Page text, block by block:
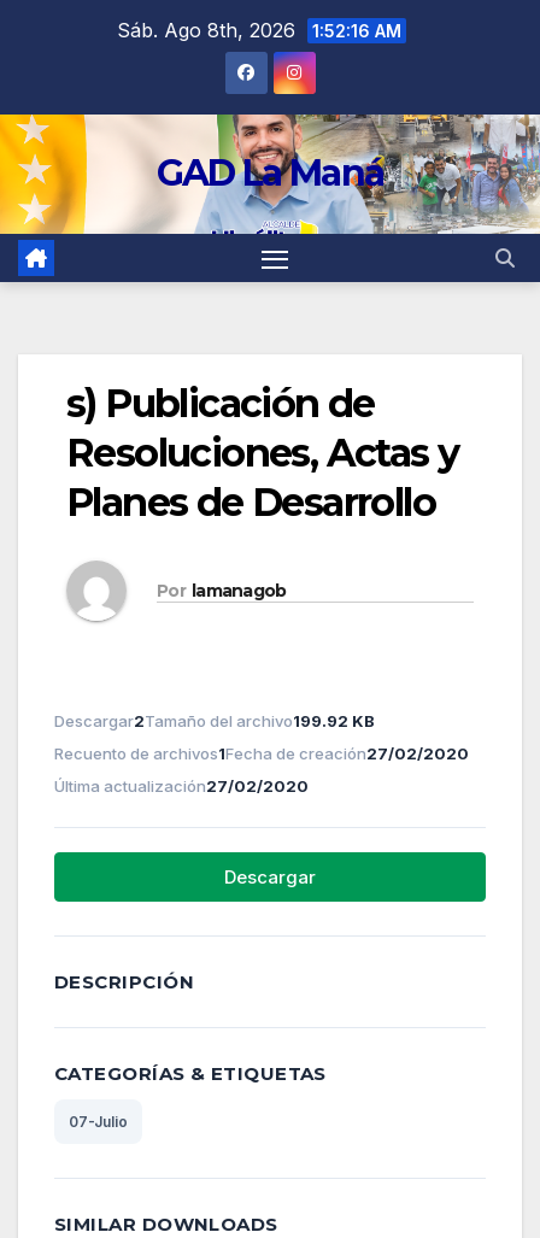
Sáb. Ago 8th, 2026 1:52:17 AM
GAD La Maná
s) Publicación de
Resoluciones, Actas y
Planes de Desarrollo
Por lamanagob
Descargar2Tamaño del archivo199.92 KB
Recuento de archivos1Fecha de creación27/02/2020
Última actualización27/02/2020
Descargar
DESCRIPCIÓN
CATEGORÍAS & ETIQUETAS
07-Julio
SIMILAR DOWNLOADS